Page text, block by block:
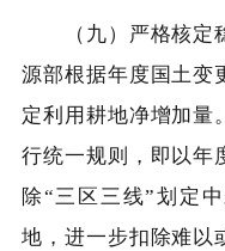
（九）严格核定稳
源部根据年度国土变
定利用耕地净增加量
行统一规则，即以年
除“三区三线”划定
地，进一步扣除难以